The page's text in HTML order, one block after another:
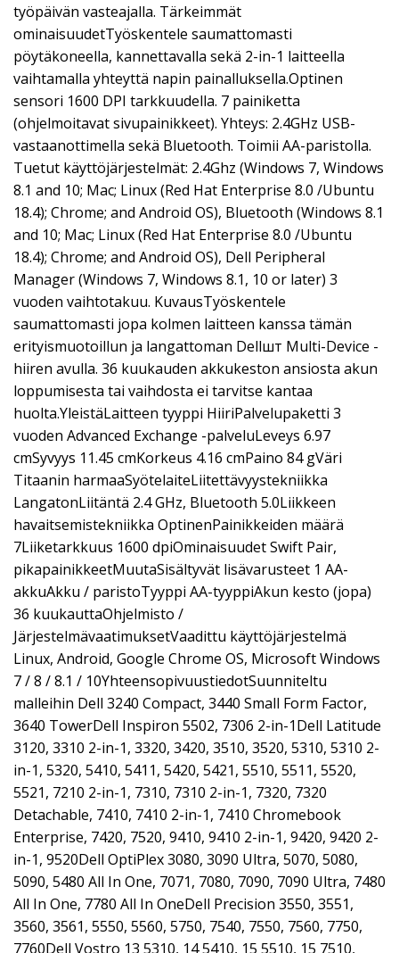
työpäivän vasteajalla. Tärkeimmät
ominaisuudetTyöskentele saumattomasti
pöytäkoneella, kannettavalla sekä 2-in-1 laitteella
vaihtamalla yhteyttä napin painalluksella.Optinen
sensori 1600 DPI tarkkuudella. 7 painiketta
(ohjelmoitavat sivupainikkeet). Yhteys: 2.4GHz USB-
vastaanottimella sekä Bluetooth. Toimii AA-paristolla.
Tuetut käyttöjärjestelmät: 2.4Ghz (Windows 7, Windows
8.1 and 10; Mac; Linux (Red Hat Enterprise 8.0 /Ubuntu
18.4); Chrome; and Android OS), Bluetooth (Windows 8.1
and 10; Mac; Linux (Red Hat Enterprise 8.0 /Ubuntu
18.4); Chrome; and Android OS), Dell Peripheral
Manager (Windows 7, Windows 8.1, 10 or later) 3
vuoden vaihtotakuu. KuvausTyöskentele
saumattomasti jopa kolmen laitteen kanssa tämän
erityismuotoillun ja langattoman Dellшт Multi-Device -
hiiren avulla. 36 kuukauden akkukeston ansiosta akun
loppumisesta tai vaihdosta ei tarvitse kantaa
huolta.YleistäLaitteen tyyppi HiiriPalvelupaketti 3
vuoden Advanced Exchange -palveluLeveys 6.97
cmSyvyys 11.45 cmKorkeus 4.16 cmPaino 84 gVäri
Titaanin harmaaSyötelaiteLiitettävyystekniikka
LangatonLiitäntä 2.4 GHz, Bluetooth 5.0Liikkeen
havaitsemistekniikka OptinenPainikkeiden määrä
7Liiketarkkuus 1600 dpiOminaisuudet Swift Pair,
pikapainikkeetMuutaSisältyvät lisävarusteet 1 AA-
akkuAkku / paristoTyyppi AA-tyyppiAkun kesto (jopa)
36 kuukauttaOhjelmisto /
JärjestelmävaatimuksetVaadittu käyttöjärjestelmä
Linux, Android, Google Chrome OS, Microsoft Windows
7 / 8 / 8.1 / 10YhteensopivuustiedotSuunniteltu
malleihin Dell 3240 Compact, 3440 Small Form Factor,
3640 TowerDell Inspiron 5502, 7306 2-in-1Dell Latitude
3120, 3310 2-in-1, 3320, 3420, 3510, 3520, 5310, 5310 2-
in-1, 5320, 5410, 5411, 5420, 5421, 5510, 5511, 5520,
5521, 7210 2-in-1, 7310, 7310 2-in-1, 7320, 7320
Detachable, 7410, 7410 2-in-1, 7410 Chromebook
Enterprise, 7420, 7520, 9410, 9410 2-in-1, 9420, 9420 2-
in-1, 9520Dell OptiPlex 3080, 3090 Ultra, 5070, 5080,
5090, 5480 All In One, 7071, 7080, 7090, 7090 Ultra, 7480
All In One, 7780 All In OneDell Precision 3550, 3551,
3560, 3561, 5550, 5560, 5750, 7540, 7550, 7560, 7750,
7760Dell Vostro 13 5310, 14 5410, 15 5510, 15 7510,